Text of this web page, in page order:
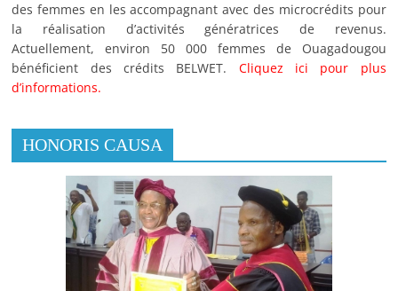
des femmes en les accompagnant avec des microcrédits pour
la réalisation d’activités génératrices de revenus.
Actuellement, environ 50 000 femmes de Ouagadougou
bénéficient des crédits BELWET. Cliquez ici pour plus
d’informations.
HONORIS CAUSA